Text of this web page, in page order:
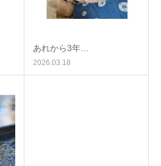
あれから3年…
2026.03.18